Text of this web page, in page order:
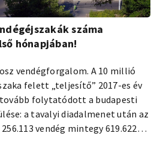
száma
hónapjában!
vendégforgalom. A 10 millió
felett „teljesítő” 2017-es év
folytatódott a budapesti
a tavalyi diadalmenet után az
vendég mintegy 619.622